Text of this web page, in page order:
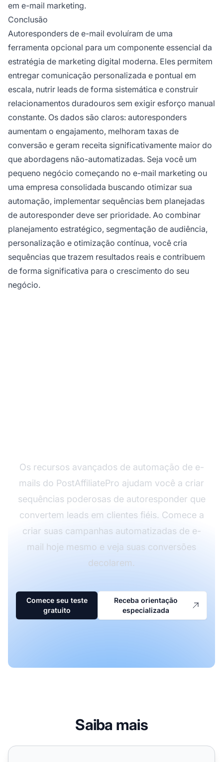
em e-mail marketing.
Conclusão
Autoresponders de e-mail evoluíram de uma
ferramenta opcional para um componente essencial da
estratégia de marketing digital moderna. Eles permitem
entregar comunicação personalizada e pontual em
escala, nutrir leads de forma sistemática e construir
relacionamentos duradouros sem exigir esforço manual
constante. Os dados são claros: autoresponders
aumentam o engajamento, melhoram taxas de
conversão e geram receita significativamente maior do
que abordagens não-automatizadas. Seja você um
pequeno negócio começando no e-mail marketing ou
uma empresa consolidada buscando otimizar sua
automação, implementar sequências bem planejadas
de autoresponder deve ser prioridade. Ao combinar
planejamento estratégico, segmentação de audiência,
personalização e otimização contínua, você cria
sequências que trazem resultados reais e contribuem
de forma significativa para o crescimento do seu
negócio.
Os recursos avançados de automação de e-
mails do PostAffiliatePro ajudam você a criar
sequências poderosas de autoresponder que
convertem leads em clientes fiéis. Comece a
criar suas campanhas automatizadas de e-
mail hoje mesmo e veja suas conversões
decolarem.
Comece seu teste
gratuito
Receba orientação
especializada
Saiba mais
Autoresponder